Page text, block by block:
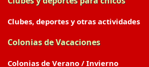
Clubes, deportes y otras actividades
Colonias de Vacaciones
Colonias de Verano / Invierno